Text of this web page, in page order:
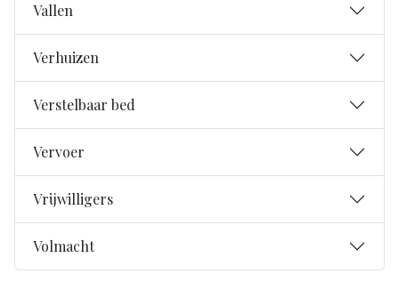
Vallen
Verhuizen
Verstelbaar bed
Vervoer
Vrijwilligers
Volmacht